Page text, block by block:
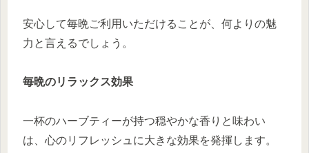
安心して毎晩ご利用いただけることが、何よりの魅
力と言えるでしょう。
毎晩のリラックス効果
一杯のハーブティーが持つ穏やかな香りと味わい
は、心のリフレッシュに大きな効果を発揮します。